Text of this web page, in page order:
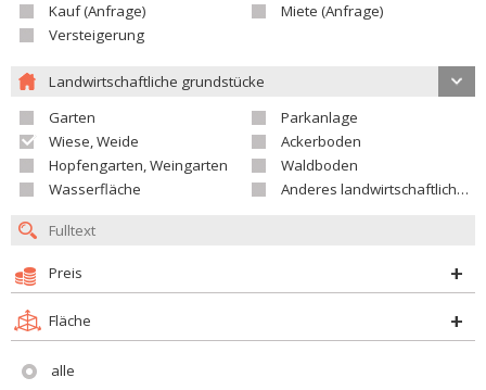
Kauf (Anfrage)
Miete (Anfrage)
Versteigerung
Landwirtschaftliche grundstücke
Garten
Parkanlage
Wiese, Weide
Ackerboden
Hopfengarten, Weingarten
Waldboden
Wasserfläche
Anderes landwirtschaftliches Grundstück
Preis
Fläche
alle